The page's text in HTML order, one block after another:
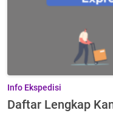
Info Ekspedisi
Daftar Lengkap